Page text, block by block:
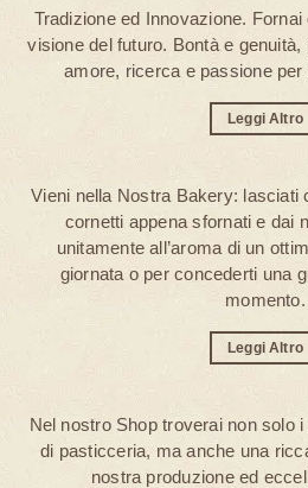
Tradizione ed Innovazione.
visione del futuro. Bontà e
amore, ricerca e passione
Leggi Altro
Vieni nella Nostra Bakery: lasciati
cornetti appena sfornati e dai
unitamente all’aroma di un
giornata o per concederti una
momento.
Leggi Altro
Nel nostro Shop troverai non solo
di pasticceria, ma anche una
nostra produzione ed